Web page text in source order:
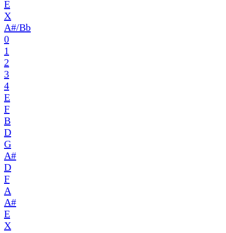
E
X
A#/Bb
0
1
2
3
4
E
F
B
D
G
A#
D
F
A
A#
E
X